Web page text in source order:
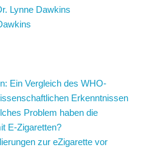
Lynne Dawkins
Ein Vergleich des WHO-
Erkenntnissen
Problem haben die
E-Zigaretten?
zur eZigarette vor